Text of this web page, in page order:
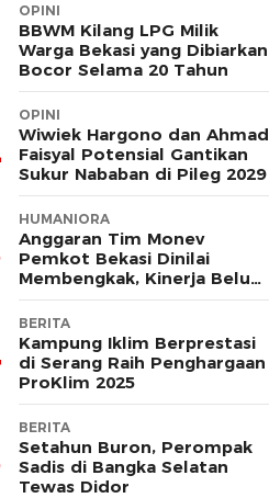
OPINI
BBWM Kilang LPG Milik
Warga Bekasi yang Dibiarkan
Bocor Selama 20 Tahun
OPINI
Wiwiek Hargono dan Ahmad
Faisyal Potensial Gantikan
Sukur Nababan di Pileg 2029
HUMANIORA
Anggaran Tim Monev
Pemkot Bekasi Dinilai
Membengkak, Kinerja Belum
Terbukti Efektif
BERITA
Kampung Iklim Berprestasi
di Serang Raih Penghargaan
ProKlim 2025
BERITA
Setahun Buron, Perompak
Sadis di Bangka Selatan
Tewas Didor